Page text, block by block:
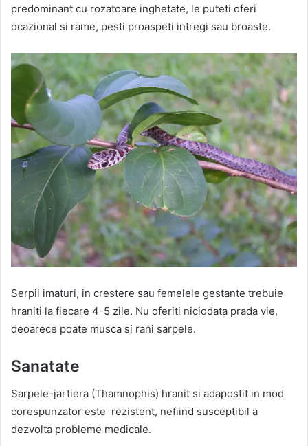
predominant cu rozatoare inghetate, le puteti oferi
ocazional si rame, pesti proaspeti intregi sau broaste.
Serpii imaturi, in crestere sau femelele gestante trebuie
hraniti la fiecare 4-5 zile. Nu oferiti niciodata prada vie,
deoarece poate musca si rani sarpele.
Sanatate
Sarpele-jartiera (Thamnophis) hranit si adapostit in mod
corespunzator este rezistent, nefiind susceptibil a
dezvolta probleme medicale.